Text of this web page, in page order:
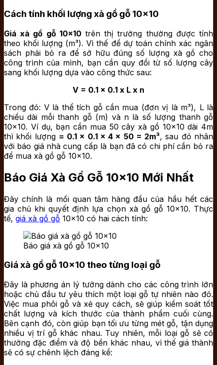
Cách tính khối lượng xà gồ gỗ 10×10
Giá xà gồ gỗ 10×10trên thị trường thường được tính
theo khối lượng (m³). Vì thế để dự toán chính xác ngân
sách phải bỏ ra để sở hữu đúng số lượng xà gồ cho
công trình của mình, bạn cần quy đổi từ số lượng cây
sang khối lượng dựa vào công thức sau:
V = 0.1 x 0.1 x L x n
Trong đó: Vlà thể tích gỗ cần mua (đơn vị là m³), Llà
chiều dài mỗi thanh gỗ (m) và nlà số lượng thanh gỗ
10×10. Ví dụ, bạn cần mua 50 cây xà gồ 10×10 dài 4m
thì khối lượng = 0.1 x 0.1 x 4 x 50 = 2m³, sau đó nhân
với báo giá nhà cung cấp là bạn đã có chi phí cần bỏ ra
để mua xà gồ gỗ 10×10.
Báo Giá Xà Gồ Gỗ 10×10 Mới Nhất
Đây chính là mối quan tâm hàng đầu của hầu hết các
gia chủ khi quyết định lựa chọn xà gồ gỗ 10×10. Thực
tế, giá xà gồ gỗ 10×10 có hai cách tính:
Báo giá xà gồ gỗ 10×10
Giá xà gồ gỗ 10×10 theo từng loại gỗ
Đây là phương án lý tưởng dành cho các công trình lớn
hoặc chủ đầu tư yêu thích một loại gỗ tự nhiên nào đó.
Việc mua phôi gỗ và xẻ quy cách, sẽ giúp kiểm soát tốt
chất lượng và kích thước của thành phẩm cuối cùng.
Bên cạnh đó, còn giúp bạn tối ưu từng mét gỗ, tận dụng
nhiều vị trí gỗ khác nhau. Tuy nhiên, mỗi loại gỗ sẽ có
thường đặc điểm và độ bền khác nhau, vì thế giá thành
sẽ có sự chênh lệch đáng kể: